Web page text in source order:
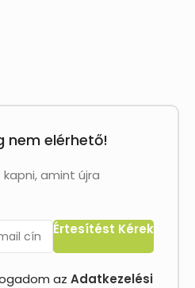
nem elérhető!
amint újra
Értesítést Kérek
az Adatkezelési